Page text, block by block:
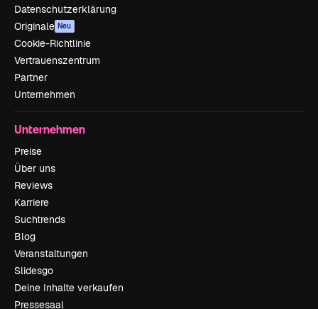
Datenschutzerklärung
Originale Neu
Cookie-Richtlinie
Vertrauenszentrum
Partner
Unternehmen
Unternehmen
Preise
Über uns
Reviews
Karriere
Suchtrends
Blog
Veranstaltungen
Slidesgo
Deine Inhalte verkaufen
Pressesaal